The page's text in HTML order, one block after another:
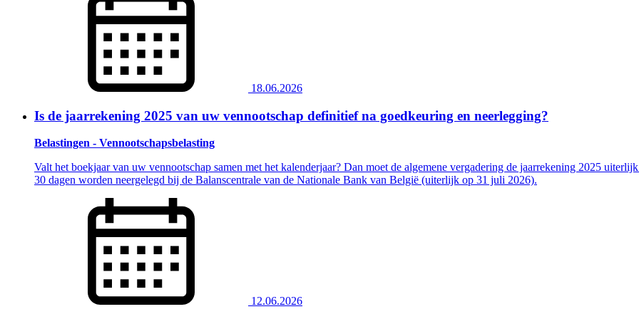
18.06.2026
Is de jaarrekening 2025 van uw vennootschap definitief na goedkeuring en neerlegging?
Belastingen - Vennootschapsbelasting
Valt het boekjaar van uw vennootschap samen met het kalenderjaar? Dan moet de algemene vergadering de jaarrekening 2025
30 dagen worden neergelegd bij de Balanscentrale van de Nationale Bank van België (uiterlijk op 31 juli 2026).
12.06.2026